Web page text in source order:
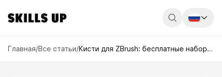
Беларусь
Главная/Все статьи/ Кисти для ZBrush: бесплатные наборы и обзор